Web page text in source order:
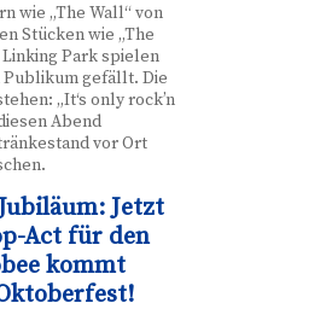
wie „The Wall“ von
Stücken wie „The
Park spielen
Publikum gefällt. Die
„It‘s only rock’n
Abend
vor Ort
Jetzt
Act für den
kommt